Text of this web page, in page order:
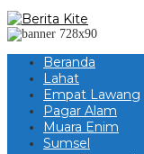
Beranda
Lahat
Empat Lawang
Pagar Alam
Muara Enim
Sumsel